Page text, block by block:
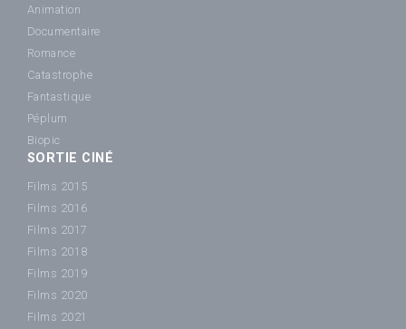
Animation
Documentaire
Romance
Catastrophe
Fantastique
Péplum
Biopic
SORTIE CINÉ
Films 2015
Films 2016
Films 2017
Films 2018
Films 2019
Films 2020
Films 2021